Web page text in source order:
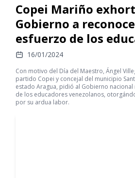
Copei Mariño
Gobierno a
esfuerzo de los
16/01/2024
Con motivo del Día del Maestro, Ángel
partido Copei y concejal del municipio
estado Aragua, pidió al Gobierno
de los educadores venezolanos,
por su ardua labor.